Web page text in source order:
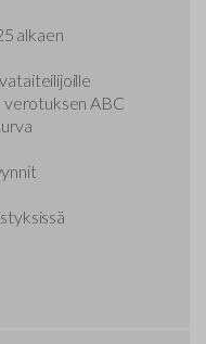
alkaen
ABC